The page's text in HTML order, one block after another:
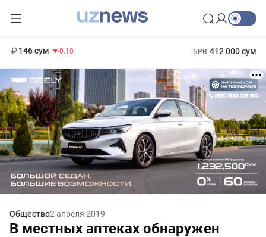
146 сум -0.18 БРВ 412 000 сум
Общество2 апреля 2019
В местных аптеках обнаружен